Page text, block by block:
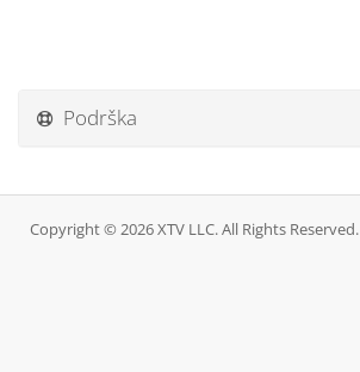
Podrška
Copyright © 2026 XTV LLC. All Rights Reserved.